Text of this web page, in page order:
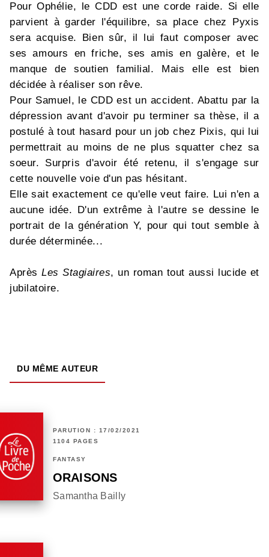
Pour Ophélie, le CDD est une corde raide. Si elle
parvient à garder l'équilibre, sa place chez Pyxis
sera acquise. Bien sûr, il lui faut composer avec
ses amours en friche, ses amis en galère, et le
manque de soutien familial. Mais elle est bien
décidée à réaliser son rêve.
Pour Samuel, le CDD est un accident. Abattu par la
dépression avant d'avoir pu terminer sa thèse, il a
postulé à tout hasard pour un job chez Pixis, qui lui
permettrait au moins de ne plus squatter chez sa
soeur. Surpris d'avoir été retenu, il s'engage sur
cette nouvelle voie d'un pas hésitant.
Elle sait exactement ce qu'elle veut faire. Lui n'en a
aucune idée. D'un extrême à l'autre se dessine le
portrait de la génération Y, pour qui tout semble à
durée déterminée...
AprèsLes Stagiaires, un roman tout aussi lucide et
jubilatoire.
DU MÊME AUTEUR
PARUTION : 17/02/2021
1104 PAGES
FANTASY
ORAISONS
Samantha Bailly